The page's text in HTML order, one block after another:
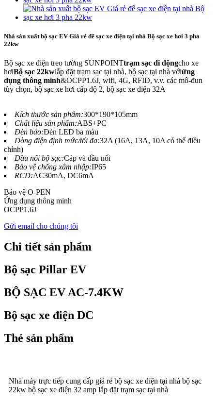
Nhà sản xuất bộ sạc EV Giá rẻ để sạc xe điện tại nhà Bộ sạc xe hơi 3 pha
22kw
Bộ sạc xe điện treo tường SUNPOINTtrạm sạc di độngcho xe
hơiBộ sạc 22kwlắp đặt trạm sạc tại nhà, bộ sạc tại nhà vớiứng
dụng thông minh&OCPP1.6J, wifi, 4G, RFID, v.v. các mô-đun
tùy chọn, bộ sạc xe hơi cấp độ 2, bộ sạc xe điện 32A
Kích thước sản phẩm:300*190*105mm
Chất liệu sản phẩm:ABS+PC
Đèn báo:Đèn LED ba màu
Dòng điện định mức/tối đa:32A (16A, 13A, 10A có thể điều
chỉnh)
Đầu nối bộ sạc:Cáp và đầu nối
Bảo vệ chống xâm nhập:IP65
RCD:AC30mA, DC6mA
Bảo vệ O-PEN
Ứng dụng thông minh
OCPP1.6J
Gửi email cho chúng tôi
Chi tiết sản phẩm
Bộ sạc Pillar EV
BỘ SẠC EV AC-7.4KW
Bộ sạc xe điện DC
Thẻ sản phẩm
Nhà máy trực tiếp cung cấp giá rẻ bộ sạc xe điện tại nhà bộ sạc
22kw bộ sạc xe điện 32 amp lắp đặt trạm sạc tại nhà